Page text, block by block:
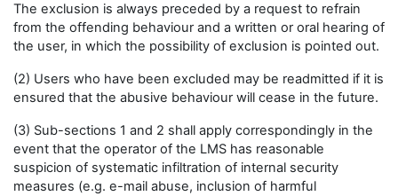
The exclusion is always preceded by a request to refrain
from the offending behaviour and a written or oral hearing of
the user, in which the possibility of exclusion is pointed out.
(2) Users who have been excluded may be readmitted if it is
ensured that the abusive behaviour will cease in the future.
(3) Sub-sections 1 and 2 shall apply correspondingly in the
event that the operator of the LMS has reasonable
suspicion of systematic infiltration of internal security
measures (e.g. e-mail abuse, inclusion of harmful